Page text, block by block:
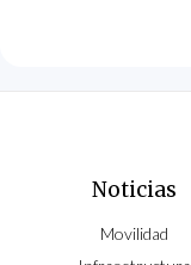
Noticias
Movilidad